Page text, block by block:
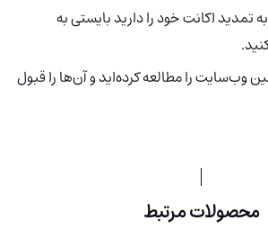
تمدید اکانت خود را دارید بایستی به
وب‌سایت را مطالعه کرده‌اید و آن‌ها را قبول
محصولات مرتبط